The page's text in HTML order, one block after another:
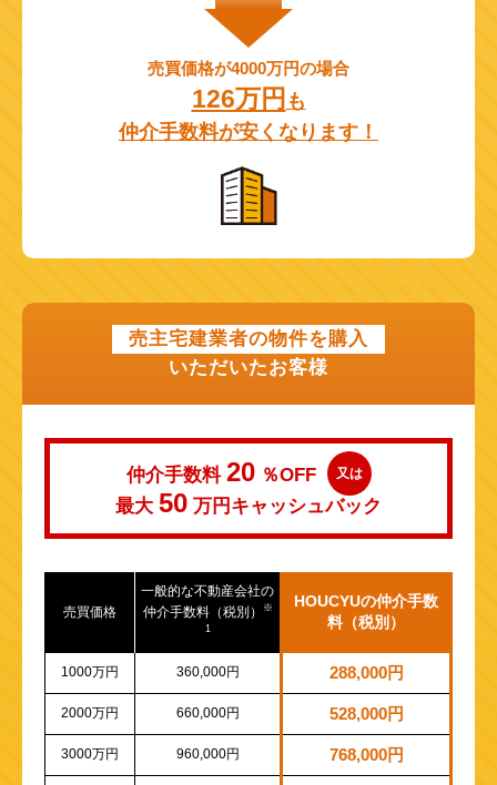
売買価格が4000万円の場合
126万円 も
仲介手数料が安くなります！
売主宅建業者の物件を購入
いただいたお客様
仲介手数料 20 ％OFF 又は
最大 50 万円 キャッシュバック
売買価格
一般的な不動産会社の
仲介手数料（税別）
※
1
HOUCYUの仲介手数
料（税別）
1000万円 360,000円 288,000円
2000万円 660,000円 528,000円
3000万円 960,000円 768,000円